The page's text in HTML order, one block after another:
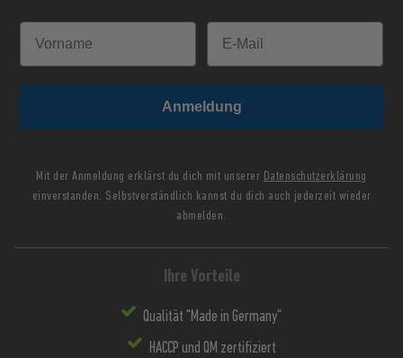
Anmeldung
Mit der Anmeldung erklärst du dich mit unserer Datenschutzerklärung
einverstanden. Selbstverständlich kannst du dich auch jederzeit wieder
abmelden.
Ihre Vorteile
Qualität "Made in Germany"
HACCP und QM zertifiziert